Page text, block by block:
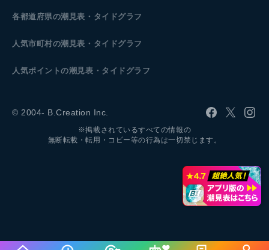
各都道府県の潮見表 ・タイドグラフ
人気市町村の潮見表・タイドグラフ
人気ポイントの潮見表・タイドグラフ
© 2004- B.Creation Inc.
※掲載されているすべての情報の
無断転載・転用・コピー等の行為は一切禁じます。